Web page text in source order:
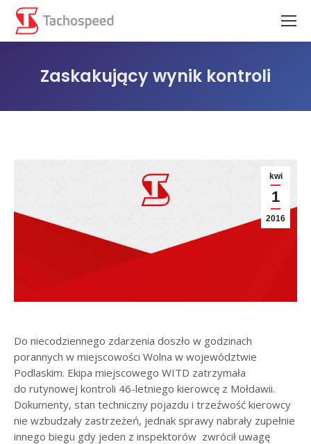
Zaskakujący wynik kontroli
kwi
1
2016
Do niecodziennego zdarzenia doszło w godzinach
porannych w miejscowości Wolna w województwie
Podlaskim. Ekipa miejscowego WITD zatrzymała
do rutynowej kontroli 46-letniego kierowcę z Mołdawii.
Dokumenty, stan techniczny pojazdu i trzeźwość kierowcy
nie wzbudzały zastrzeżeń, jednak sprawy nabrały zupełnie
innego biegu gdy jeden z inspektorów zwrócił uwagę